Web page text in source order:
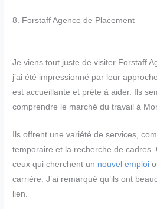
8. Forstaff Agence de Placement
Je viens tout juste de visiter Forstaff
j’ai été impressionné par leur
est accueillante et prête à aider. Ils
comprendre le marché du travail à
Ils offrent une variété de services,
temporaire et la recherche de cadres.
ceux qui cherchent un nouvel emploi
carrière. J’ai remarqué qu’ils ont
lien.